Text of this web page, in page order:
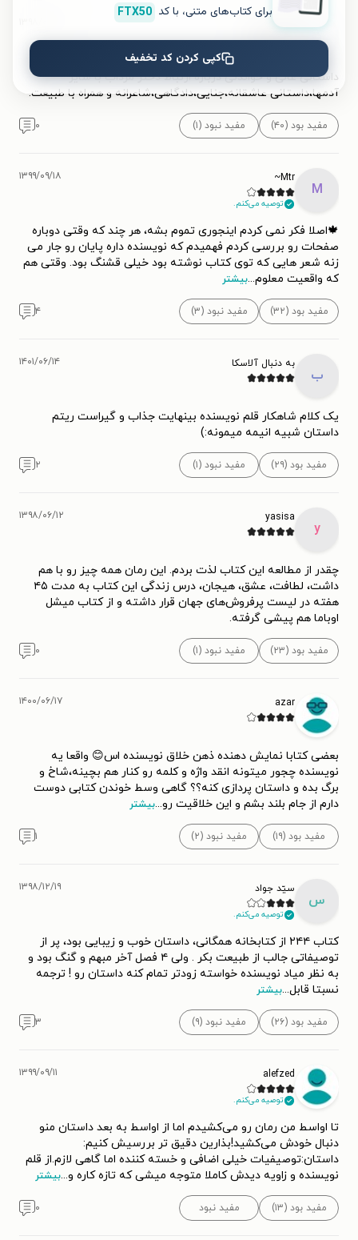
ک
کاوه
داستانی عالی و خواندنی درباره ارتباط دختر مرداب با سایر
آدمها،داستانی عاشقانه،جنایی،دادگاهی،شاعرانه و همراه با طبیعت.
مفید بود (۴۰) مفید نبود (۱) ۰
M
Mtr~
توصیه می‌کنم.
۱۳۹۹/۰۹/۱۸
🍁اصلا فکر نمی کردم اینجوری تموم بشه، هر چند که وقتی دوباره
صفحات رو بررسی کردم فهمیدم که نویسنده داره پایان رو جار می
زنه شعر هایی که توی کتاب نوشته بود خیلی قشنگ بود. وقتی هم
که واقعیت معلوم...بیشتر
مفید بود (۳۲) مفید نبود (۳) ۴
ب
به دنبال آلاسکا ۱۴۰۱/۰۶/۱۴
یک کلام شاهکار قلم نویسنده بینهایت جذاب و گیراست ریتم
داستان شبیه انیمه میمونه:)
مفید بود (۲۹) مفید نبود (۱) ۲
y
yasisa ۱۳۹۸/۰۶/۱۲
چقدر از مطالعه این کتاب لذت بردم. این رمان همه چیز رو با هم
داشت، لطافت، عشق، هیجان، درس زندگی این کتاب به مدت ۴۵
هفته در لیست پرفروش‌های جهان قرار داشته و از کتاب میشل
اوباما هم پیشی گرفته.
مفید بود (۲۳) مفید نبود (۱) ۰
azar ۱۴۰۰/۰۶/۱۷
بعضی کتابا نمایش دهنده ذهن خلاق نویسنده اس😊 واقعا یه
نویسنده چجور میتونه انقد واژه و کلمه رو کنار هم بچینه،شاخ و
برگ بده و داستان پردازی کنه؟؟ گاهی وسط خوندن کتابی دوست
دارم از جام بلند بشم و این خلاقیت رو...بیشتر
مفید بود (۱۹) مفید نبود (۲) ۱
س
سیّد جواد
توصیه می‌کنم.
۱۳۹۸/۱۲/۱۹
کتاب ۲۴۴ از کتابخانه همگانی، داستان خوب و زیبایی بود، پر از
توصیفاتی جالب از طبیعت بکر . ولی ۴ فصل آخر مبهم و گنگ بود و
به نظر میاد نویسنده خواسته زودتر تمام کنه داستان رو ! ترجمه
نسبتا قابل...بیشتر
مفید بود (۲۶) مفید نبود (۹) ۳
alefzed
توصیه می‌کنم.
۱۳۹۹/۰۹/۱۱
تا اواسط من رمان رو می‌کشیدم اما از اواسط به بعد داستان منو
دنبال خودش می‌کشید!بذارین دقیق تر بررسیش کنیم:
داستان:توصیفیات خیلی اضافی و خسته کننده اما گاهی لازم.از قلم
نویسنده و زاویه دیدش کاملا متوجه میشی که تازه کاره و...بیشتر
مفید بود (۱۳) مفید نبود ۰
برای کتاب‌های متنی، با کد FTX50
کپی کردن کد تخفیف